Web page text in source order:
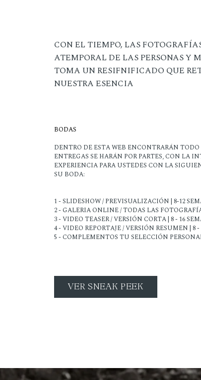
CON EL TIEMPO, LAS
ATEMPORAL DE LAS PERSONAS Y
TOMA UN RESIFNIFICADO QUE
NUESTRA ESENCIA
BODAS
DENTRO DE ESTA WEB ENCONTRARÁN
ENTREGAS SE HARÁN POR PARTES, CON LA
EXPERIENCIA PARA USTEDES CON LA
SU BODA:
1 - SLIDESHOW / PREVISUALIZACIÓN | 8-12
2 - GALERIA ONLINE / TODAS LAS
3 - VIDEO TEASER / VERSIÓN CORTA | 8 - 16
4 - VIDEO REPORTAJE / VERSIÓN RESUMEN | 8
5 - COMPLEMENTOS TU SELECCIÓN
VER SNEAK PEEK